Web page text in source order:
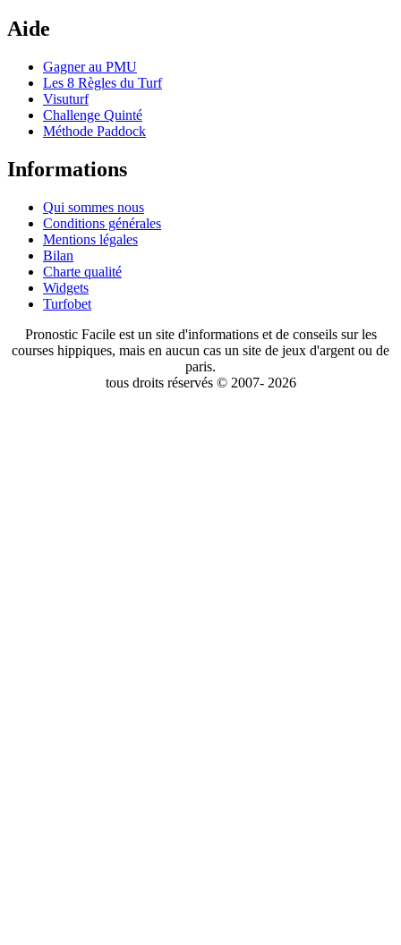
Aide
Gagner au PMU
Les 8 Règles du Turf
Visuturf
Challenge Quinté
Méthode Paddock
Informations
Qui sommes nous
Conditions générales
Mentions légales
Bilan
Charte qualité
Widgets
Turfobet
Pronostic Facile est un site d'informations et de conseils sur les
courses hippiques, mais en aucun cas un site de jeux d'argent ou de
paris.
tous droits réservés © 2007- 2026